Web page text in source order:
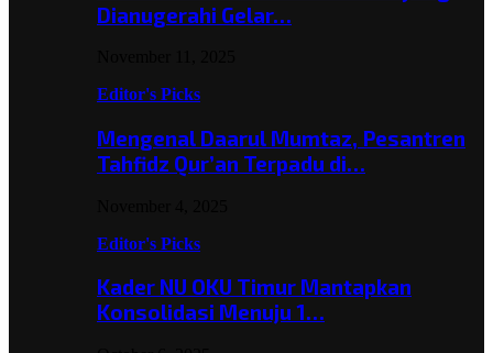
Dianugerahi Gelar…
Editor's Picks
Mengenal Daarul Mumtaz, Pesantren
Tahfidz Qur’an Terpadu di…
Editor's Picks
Kader NU OKU Timur Mantapkan
Konsolidasi Menuju 1…